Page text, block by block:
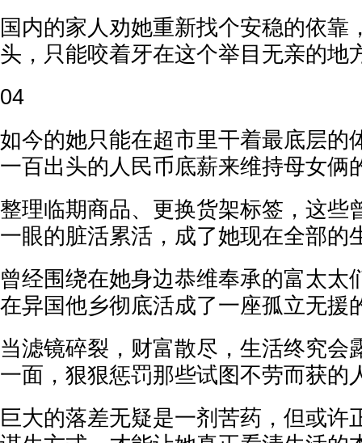
国内的家人劝她重新找个安稳的依靠
头，只能咬着牙在这个举目无亲的地
04
如今的她只能在超市里干着最底层的
一百出头的人民币底薪来维持母女俩
整理临期商品、更换货架标签，这些
一眼的脏活累活，成了她现在全部的
曾经围绕在她身边恭维奉承的富太太
在异国他乡彻底活成了一座孤立无援
当滤镜碎裂，财富散尽，生活终究会
一面，狠狠惩罚那些试图不劳而获的
巨大的落差无疑是一剂苦药，但或许